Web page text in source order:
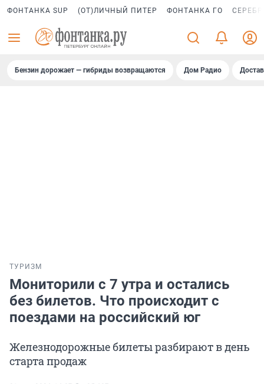
ФОНТАНКА SUP (ОТ)ЛИЧНЫЙ ПИТЕР ФОНТАНКА ГО
Бензин дорожает — гибриды возвращаются Дом Радио
ТУРИЗМ
Мониторили с 7 утра и остались
без билетов. Что происходит с
поездами на российский юг
Железнодорожные билеты разбирают в день
старта продаж